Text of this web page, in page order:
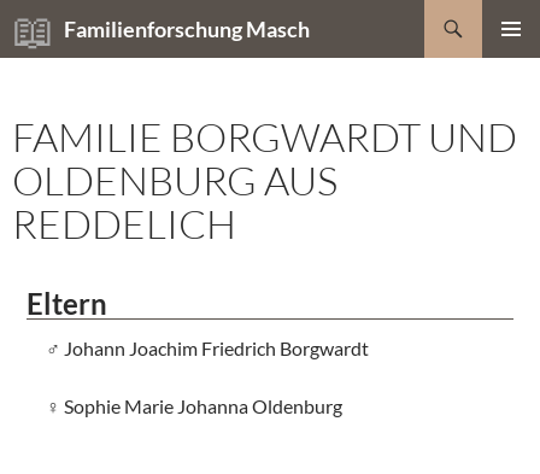
Zum
Inhalt
Familienforschung Masch
Suchen
FAMILIE BORGWARDT UND
OLDENBURG AUS
REDDELICH
Eltern
Johann Joachim Friedrich Borgwardt
Sophie Marie Johanna Oldenburg